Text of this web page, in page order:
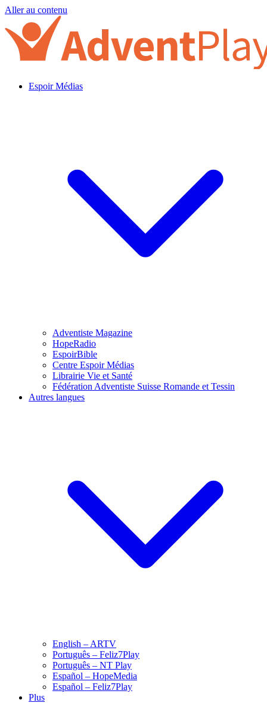
Aller au contenu
Espoir Médias
Adventiste Magazine
HopeRadio
EspoirBible
Centre Espoir Médias
Librairie Vie et Santé
Fédération Adventiste Suisse Romande et Tessin
Autres langues
English – ARTV
Português – Feliz7Play
Português – NT Play
Español – HopeMedia
Español – Feliz7Play
Plus